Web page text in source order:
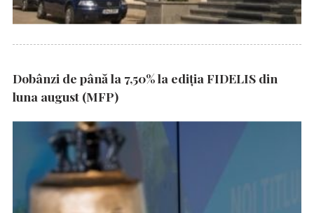
Dobânzi de până la 7,50% la ediția FIDELIS din
luna august (MFP)